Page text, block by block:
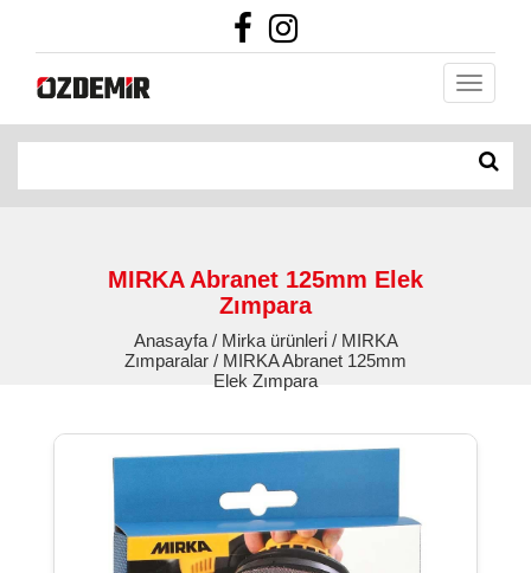
MIRKA Abranet 125mm Elek
Zımpara
Anasayfa / Mirka ürünleri̇ / MIRKA
Zımparalar / MIRKA Abranet 125mm
Elek Zımpara